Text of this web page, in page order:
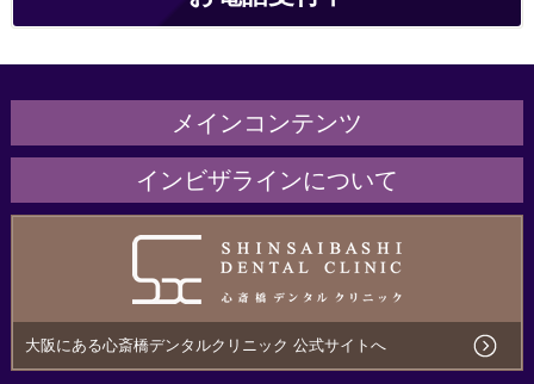
メインコンテンツ
医院紹介
治療の流れ・サポート
インビザラインについて
こんな方にオススメ
大阪にある心斎橋デンタルクリニック 公式サイトへ